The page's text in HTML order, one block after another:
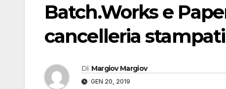
Batch.Works e
cancelleria
Di Margiov Margiov
GEN 20, 2019